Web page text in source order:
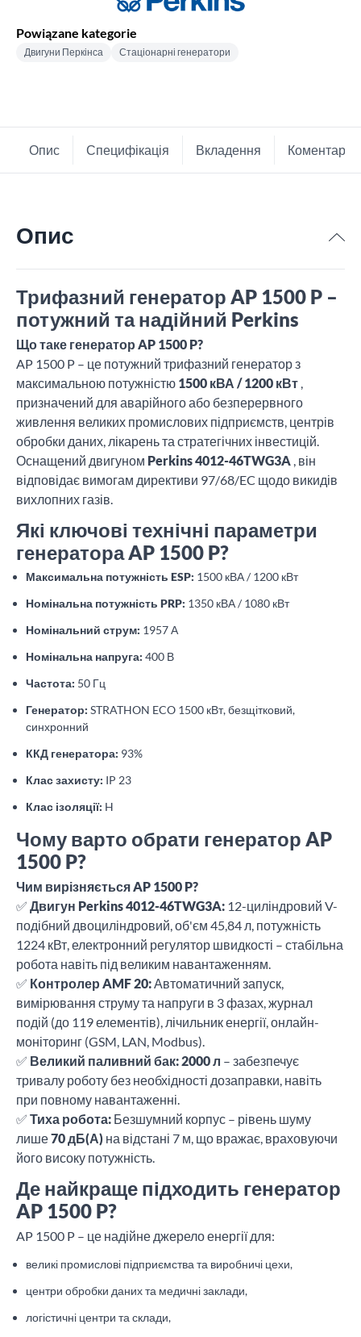
Powiązane kategorie
Двигуни Перкінса Стаціонарні генератори
Опис Специфікація Вкладення Коментарі
Опис
Трифазний генератор AP 1500 P –
потужний та надійний Perkins
Що таке генератор AP 1500 P?
AP 1500 P – це потужний трифазний генератор з
максимальною потужністю 1500 кВА / 1200 кВт ,
призначений для аварійного або безперервного
живлення великих промислових підприємств, центрів
обробки даних, лікарень та стратегічних інвестицій.
Оснащений двигуном Perkins 4012-46TWG3A , він
відповідає вимогам директиви 97/68/EC щодо викидів
вихлопних газів.
Які ключові технічні параметри
генератора AP 1500 P?
Максимальна потужність ESP: 1500 кВА / 1200 кВт
Номінальна потужність PRP: 1350 кВА / 1080 кВт
Номінальний струм: 1957 А
Номінальна напруга: 400 В
Частота: 50 Гц
Генератор: STRATHON ECO 1500 кВт, безщітковий,
синхронний
ККД генератора: 93%
Клас захисту: IP 23
Клас ізоляції: H
Чому варто обрати генератор AP
1500 P?
Чим вирізняється AP 1500 P?
✅ Двигун Perkins 4012-46TWG3A: 12-циліндровий V-
подібний двоциліндровий, об'єм 45,84 л, потужність
1224 кВт, електронний регулятор швидкості – стабільна
робота навіть під великим навантаженням.
✅ Контролер AMF 20:Автоматичний запуск,
вимірювання струму та напруги в 3 фазах, журнал
подій (до 119 елементів), лічильник енергії, онлайн-
моніторинг (GSM, LAN, Modbus).
✅ Великий паливний бак:2000 л – забезпечує
тривалу роботу без необхідності дозаправки, навіть
при повному навантаженні.
✅ Тиха робота: Безшумний корпус – рівень шуму
лише70 дБ(А) на відстані 7 м, що вражає, враховуючи
його високу потужність.
Де найкраще підходить генератор
AP 1500 P?
AP 1500 P – це надійне джерело енергії для:
великі промислові підприємства та виробничі цехи,
центри обробки даних та медичні заклади,
логістичні центри та склади,